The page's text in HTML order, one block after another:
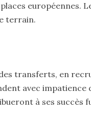
européennes.
terrain.
transferts, en
avec impatience
à ses succès